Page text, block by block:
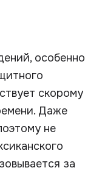
особенно
скорому
Даже
не
за